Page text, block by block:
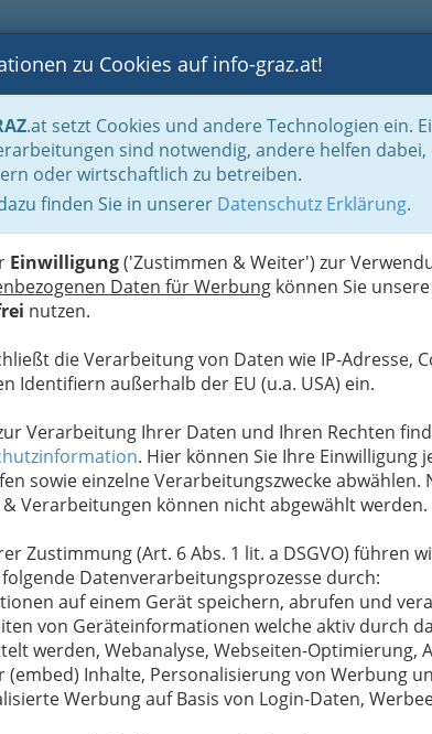
BLOGS FOTOS GASTRONOMIE B
zu Cookies auf info-graz.at!
.at setzt Cookies und andere Technologien ein.
sind notwendig, andere helfen dabei,
oder wirtschaftlich zu betreiben.
finden Sie in unserer Datenschutz Erklärung.
Einwilligung('Zustimmen & Weiter') zur
Daten für Werbung können Sie
nutzen.
die Verarbeitung von Daten wie IP-Adresse,
Identifiern außerhalb der EU (u.a. USA) ein.
Verarbeitung Ihrer Daten und Ihren Rechten
. Hier können Sie Ihre Einwilligung
sowie einzelne Verarbeitungszwecke abwählen.
& Verarbeitungen können nicht abgewählt werden.
Zustimmung (Art. 6 Abs. 1 lit. a DSGVO) führen
Datenverarbeitungsprozesse durch:
auf einem Gerät speichern, abrufen und
von Geräteinformationen welche aktiv durch
werden, Webanalyse, Webseiten-Optimierung,
(embed) Inhalte, Personalisierung von Werbung
Werbung auf Basis von Login-Daten,
Next